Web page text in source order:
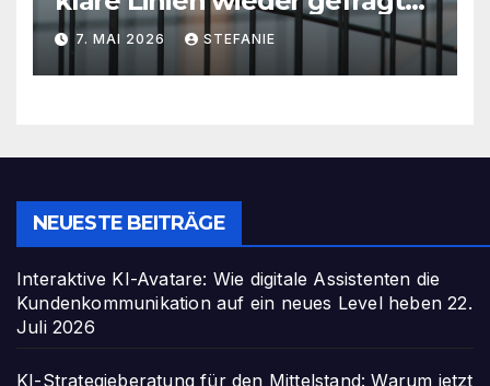
sind
7. MAI 2026 STEFANIE
NEUESTE BEITRÄGE
Interaktive KI-Avatare: Wie digitale Assistenten die
Kundenkommunikation auf ein neues Level heben 22.
Juli 2026
KI-Strategieberatung für den Mittelstand: Warum jetzt